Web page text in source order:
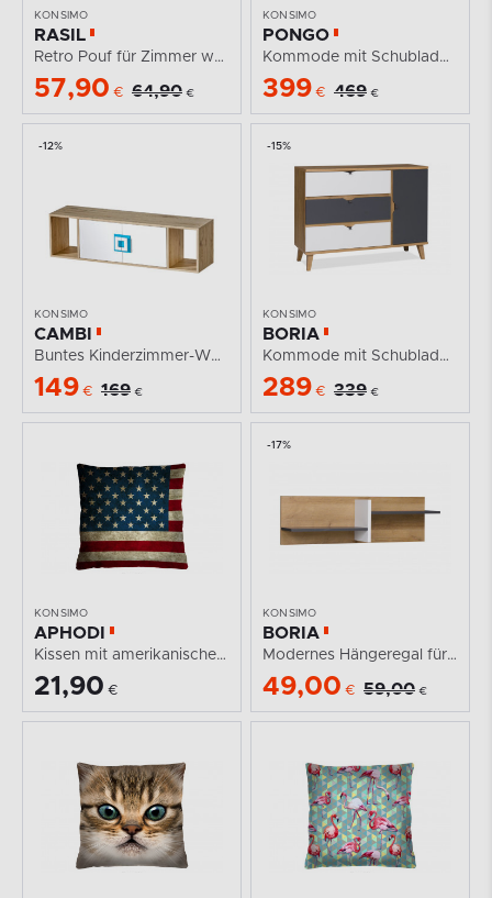
KONSIMO
RASIL
Retro Pouf für Zimmer wasserdicht
57,90 € 64,90 €
KONSIMO
PONGO
Kommode mit Schubladen für das Kinderzimmer in Grau /...
399 € 469 €
-12%
KONSIMO
CAMBI
Buntes Kinderzimmer-Wandregal weiß / helle Eiche /...
149 € 169 €
-15%
KONSIMO
BORIA
Kommode mit Schubladen und Regalen für das...
289 € 339 €
KONSIMO
APHODI
Kissen mit amerikanischer Flagge
21,90 €
-17%
KONSIMO
BORIA
Modernes Hängeregal für ein Jugendzimmer
49,00 € 59,00 €